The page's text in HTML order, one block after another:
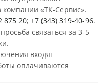
«ТК-Сервис».
875 20; +7 (343) 319-40-96.
связаться за 3-5
входят
оплачиваются